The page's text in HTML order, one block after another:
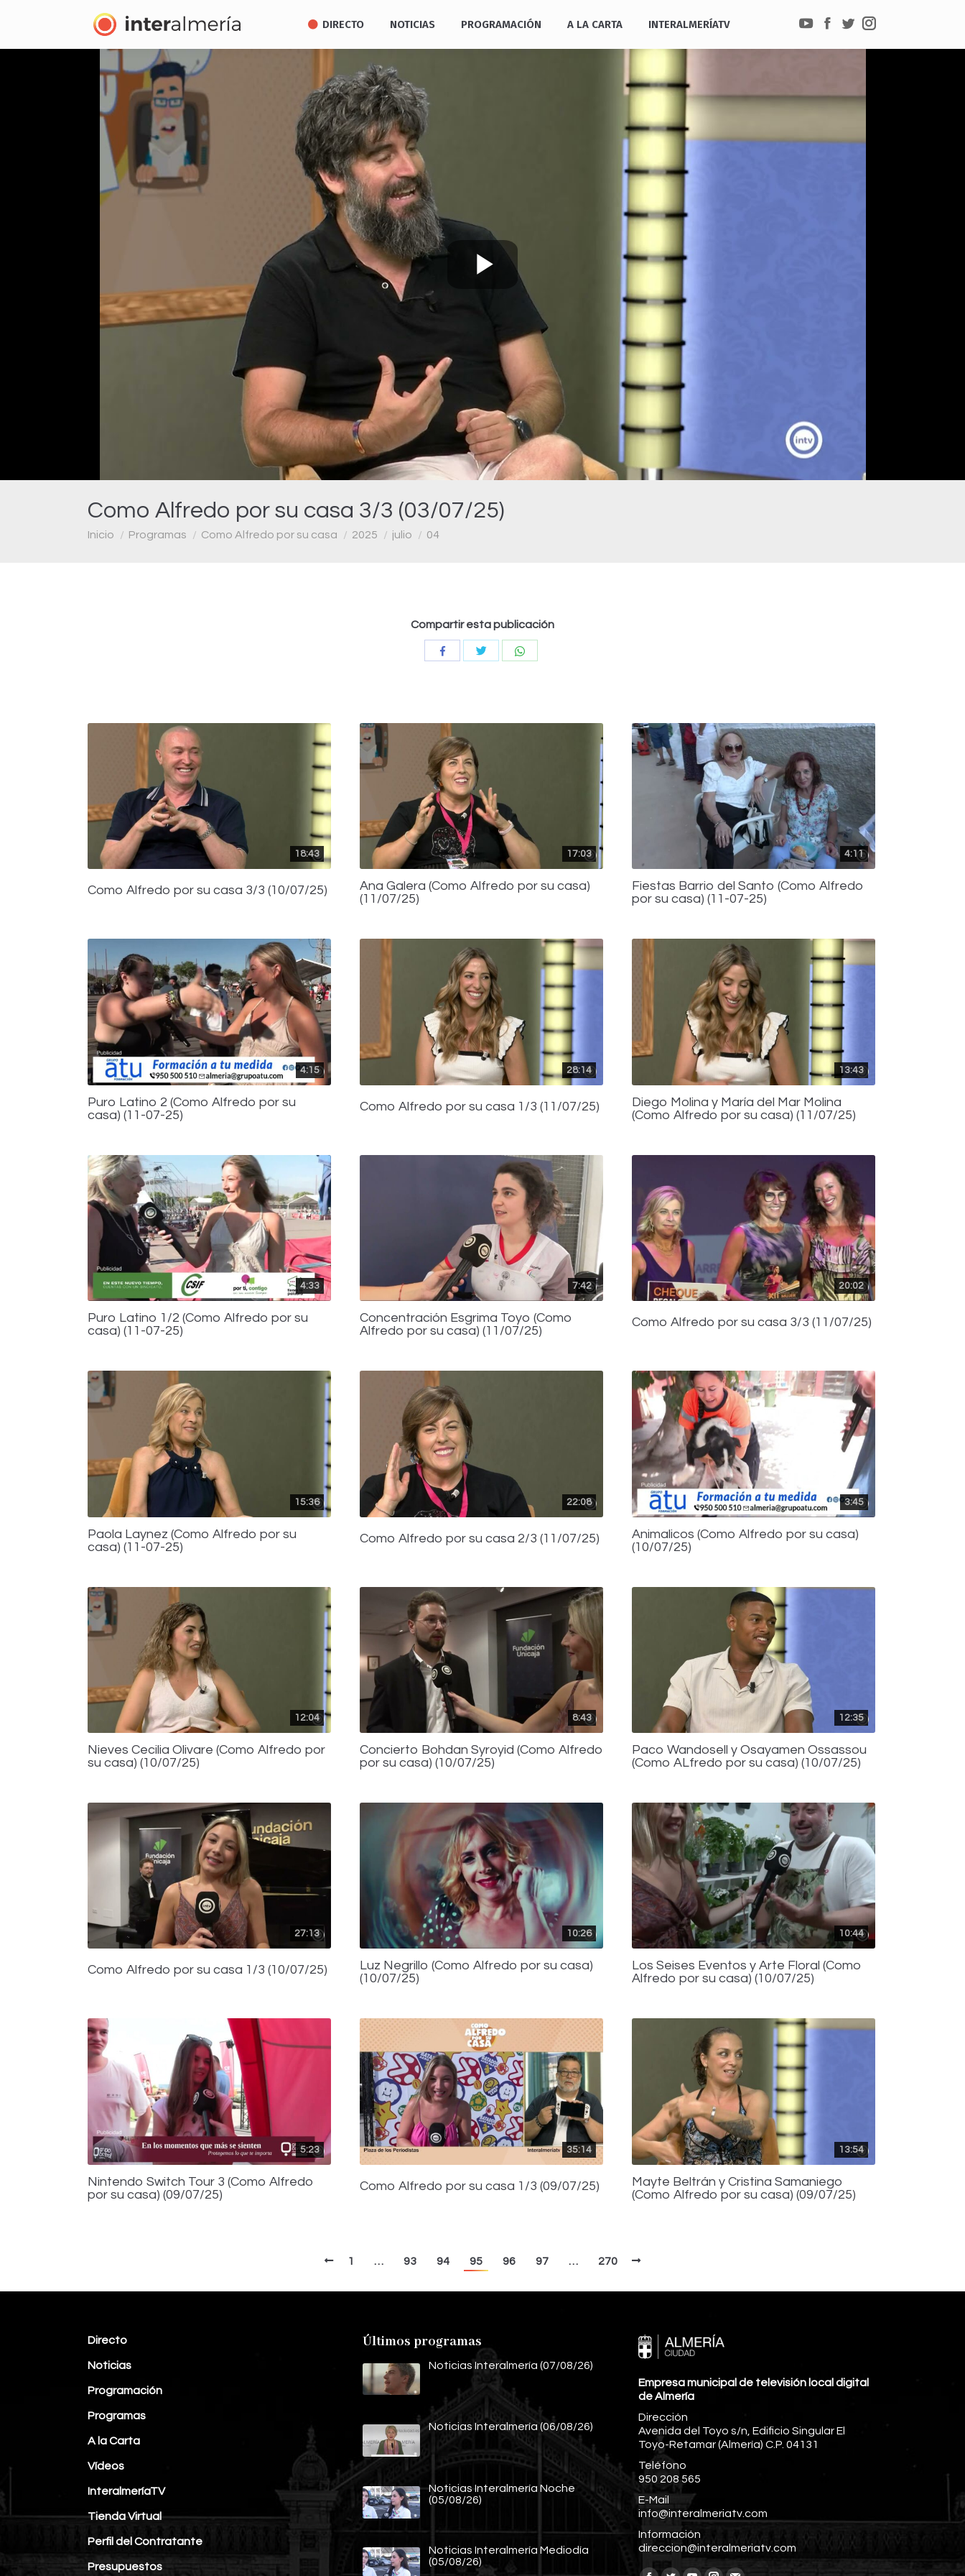
DIRECTO NOTICIAS PROGRAMACIÓN A LA CARTA INTERALMERÍATV
YouTube
Facebook
TwitterInstagram
Como Alfredo por su casa 3/3 (03/07/25)
Estás aquí:
Inicio Programas Como Alfredo por su casa 2025 julio 04
Play
Video
Compartir esta publicación
CompartirCompartir
18:43
Como Alfredo por su casa 3/3 (10/07/25)
17:03
Ana Galera (Como Alfredo por su casa)
(11/07/25)
4:11
Fiestas Barrio del Santo (Como Alfredo
por su casa) (11-07-25)
4:15
Puro Latino 2 (Como Alfredo por su
casa) (11-07-25)
28:14
Como Alfredo por su casa 1/3 (11/07/25)
13:43
Diego Molina y María del Mar Molina
(Como Alfredo por su casa) (11/07/25)
4:33
Puro Latino 1/2 (Como Alfredo por su
casa) (11-07-25)
7:42
Concentración Esgrima Toyo (Como
Alfredo por su casa) (11/07/25)
20:02
Como Alfredo por su casa 3/3 (11/07/25)
15:36
Paola Laynez (Como Alfredo por su
casa) (11-07-25)
22:08
Como Alfredo por su casa 2/3 (11/07/25)
3:45
Animalicos (Como Alfredo por su casa)
(10/07/25)
12:04
Nieves Cecilia Olivare (Como Alfredo por
su casa) (10/07/25)
8:43
Concierto Bohdan Syroyid (Como Alfredo
por su casa) (10/07/25)
12:35
Paco Wandosell y Osayamen Ossassou
(Como ALfredo por su casa) (10/07/25)
27:13
Como Alfredo por su casa 1/3 (10/07/25)
10:26
Luz Negrillo (Como Alfredo por su casa)
(10/07/25)
10:44
Los Seises Eventos y Arte Floral (Como
Alfredo por su casa) (10/07/25)
5:23
Nintendo Switch Tour 3 (Como Alfredo
por su casa) (09/07/25)
35:14
Como Alfredo por su casa 1/3 (09/07/25)
13:54
Mayte Beltrán y Cristina Samaniego
(Como Alfredo por su casa) (09/07/25)
1 … 93 94 95 96 97 … 270
Directo
Noticias
Programación
Programas
A la Carta
Vídeos
InteralmeríaTV
Tienda Virtual
Perfil del Contratante
Presupuestos
Últimos programas
Noticias Interalmería (07/08/26)
Noticias Interalmería (06/08/26)
Noticias Interalmería Noche
(05/08/26)
Noticias Interalmería Mediodía
(05/08/26)
Empresa municipal de televisión local digital
de Almería
Dirección
Avenida del Toyo s/n, Edificio Singular El
Toyo-Retamar (Almería) C.P. 04131
Teléfono
950 208 565
E-Mail
info@interalmeriatv.com
Información
direccion@interalmeriatv.com
Encuéntranos en: